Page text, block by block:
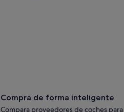
Compra de forma inteligente
Compara proveedores de coches para